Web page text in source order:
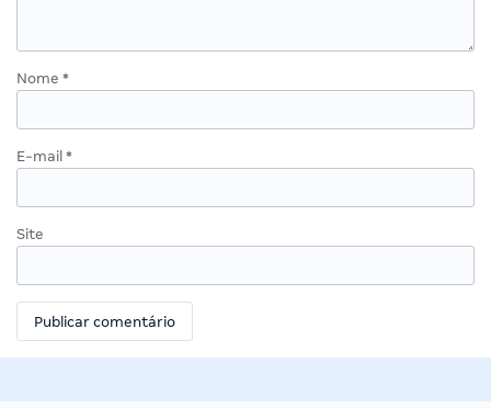
Nome *
E-mail *
Site